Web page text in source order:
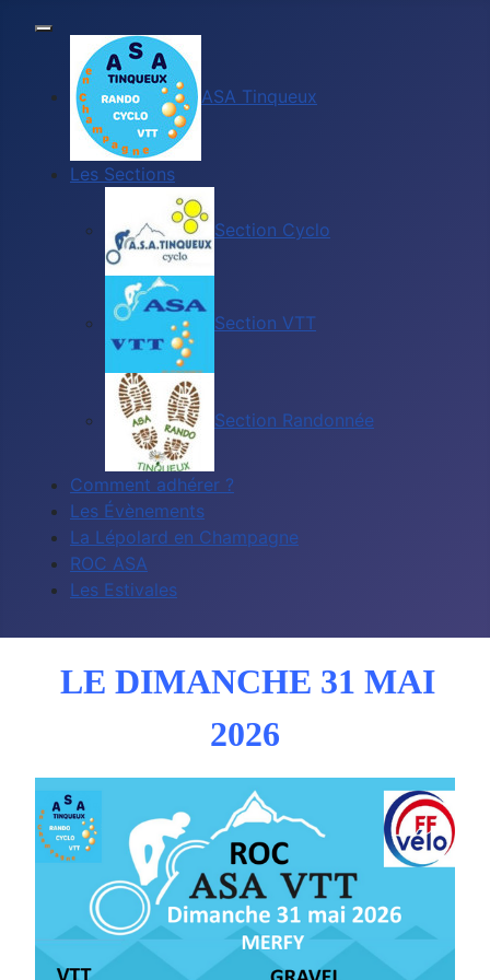
ASA Tinqueux
Les Sections
Section Cyclo
Section VTT
Section Randonnée
Comment adhérer ?
Les Évènements
La Lépolard en Champagne
ROC ASA
Les Estivales
LE DIMANCHE 31 MAI
2026